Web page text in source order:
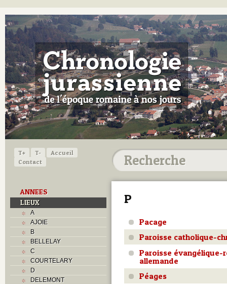
T+ T-
Accueil
Contact
ANNEES
LIEUX
A
AJOIE
B
BELLELAY
C
COURTELARY
D
DELEMONT
P
Pacage
Paroisse catholique-
Paroisse évangélique-
allemande
Péages